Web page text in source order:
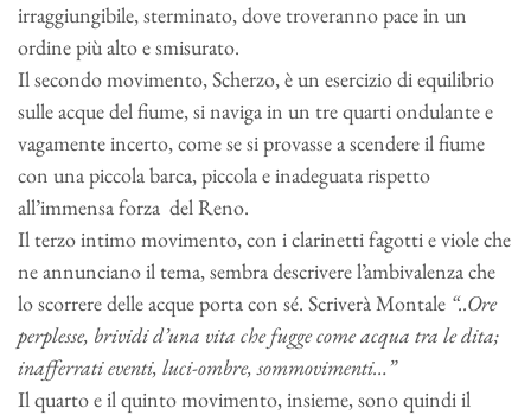
irraggiungibile, sterminato, dove troveranno pace in un
ordine più alto e smisurato.
Il secondo movimento, Scherzo, è un esercizio di equilibrio
sulle acque del fiume, si naviga in un tre quarti ondulante e
vagamente incerto, come se si provasse a scendere il fiume
con una piccola barca, piccola e inadeguata rispetto
all’immensa forza del Reno.
Il terzo intimo movimento, con i clarinetti fagotti e viole che
ne annunciano il tema, sembra descrivere l’ambivalenza che
lo scorrere delle acque porta con sé. Scriverà Montale “..Ore
perplesse, brividi d’una vita che fugge come acqua tra le dita;
inafferrati eventi, luci-ombre, sommovimenti…”
Il quarto e il quinto movimento, insieme, sono quindi il